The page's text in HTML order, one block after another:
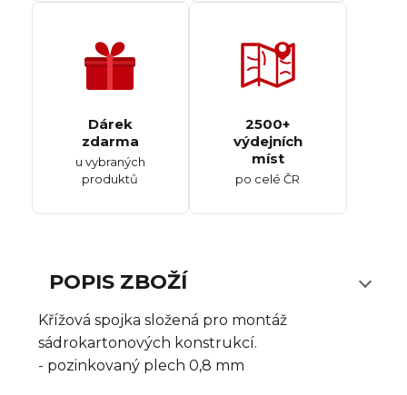
Dárek
zdarma
u vybraných
produktů
2500+
výdejních
míst
po celé ČR
POPIS ZBOŽÍ
Křížová spojka složená pro montáž
sádrokartonových konstrukcí.
- pozinkovaný plech 0,8 mm